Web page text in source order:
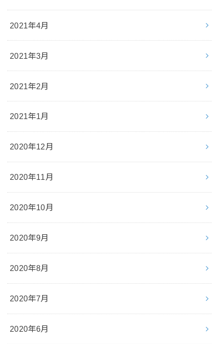
2021年4月
2021年3月
2021年2月
2021年1月
2020年12月
2020年11月
2020年10月
2020年9月
2020年8月
2020年7月
2020年6月